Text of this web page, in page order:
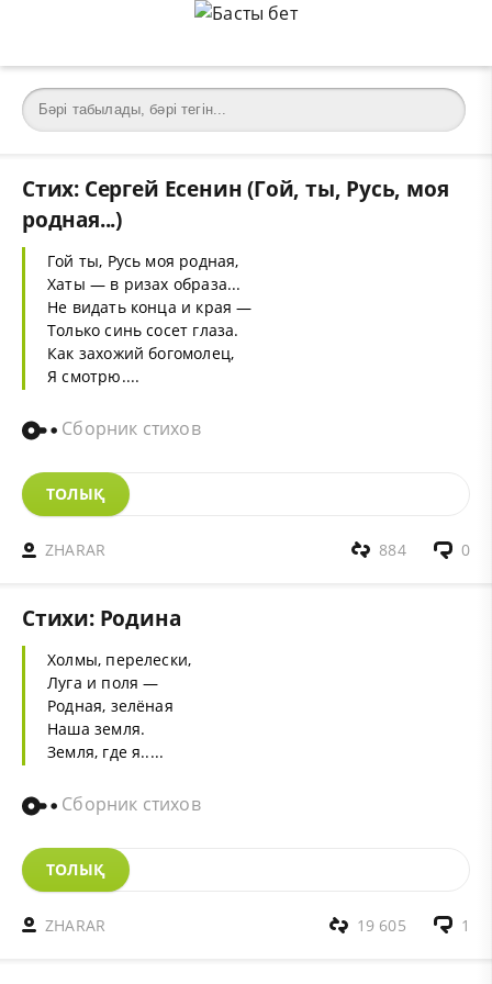
Стих: Сергей Есенин (Гой, ты, Русь, моя
родная...)
Гой ты, Русь моя родная,
Хаты — в ризах образа...
Не видать конца и края —
Только синь сосет глаза.
Как захожий богомолец,
Я смотрю....
Сборник стихов
ТОЛЫҚ
ZHARAR 0
884
Стихи: Родина
Холмы, перелески,
Луга и поля —
Родная, зелёная
Наша земля.
Земля, где я.....
Сборник стихов
ТОЛЫҚ
ZHARAR 1
19 605